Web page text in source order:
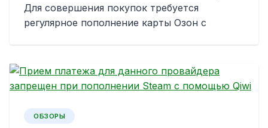
Для совершения покупок требуется
регулярное пополнение карты Озон с
ОБЗОРЫ